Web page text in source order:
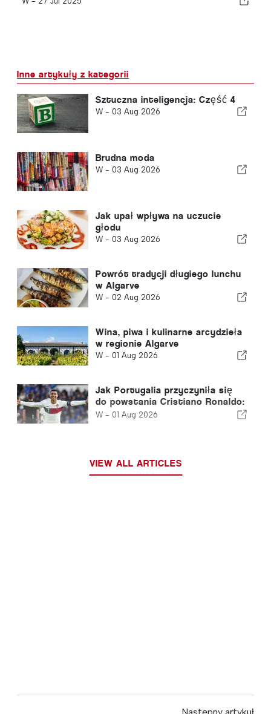
Inne artykuły z kategorii
Sztuczna inteligencja: Część 4
W - 03 Aug 2026
Brudna moda
W - 03 Aug 2026
Jak upał wpływa na uczucie
głodu
W - 03 Aug 2026
Powrót tradycji długiego lunchu
w Algarve
W - 02 Aug 2026
Wina, piwa i kulinarne arcydzieła
w regionie Algarve
W - 01 Aug 2026
Jak Portugalia przyczyniła się
do powstania Cristiano Ronaldo:
Jak narodziła się legenda piłki
W - 01 Aug 2026
VIEW ALL ARTICLES
Następny artykuł